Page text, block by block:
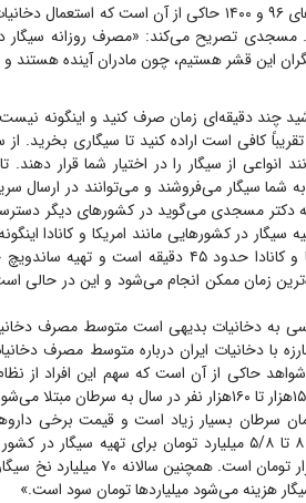
چند دقیقه‌ای زمان صرف کنید و اینگونه
تقریباً کافی است اراده کنید تا سیگاری بخرید.
انواعی از سیگار را در اختیار شما قرار دهند.
سیگار می‌فروشند و می‌توانند در ارسال
دکتر مسجدی می‌گوید در کشور‌های دیگر
در کشور‌هایی مانند امریکا و کانادا
زمان ممکن انجام می‌شود و این در حالی
به دخانیات بدیهی است متوسط مصرف
با دخانیات ایران درباره متوسط مصرف
درصد است و شواهد حاکی از آن است که سهم این افراد
جامعه بیشتر است. به طور مثال، اگر ۱۵۰هزار تا ۱۶۰هزار نفر
تومان در ماه است. وی با بیان اینکه ۸ تا ۵/۸ میلیارد تومان
«متوسط قیمت یک سیگار ۴۰ تا ۵۰ هزار
هزینه می‌شود میلیارد‌ها تومان سود است.»